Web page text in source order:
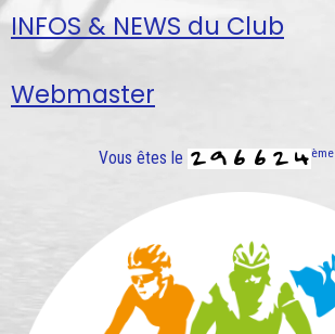
INFOS & NEWS du Club
Webmaster
Vous êtes le ème